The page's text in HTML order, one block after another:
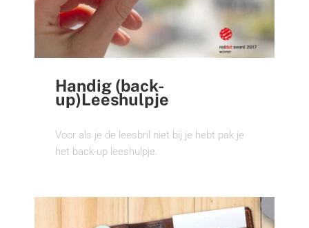
Handig (back-
up)Leeshulpje
Voor als je de leesbril niet bij je hebt pak je
het back-up leeshulpje.